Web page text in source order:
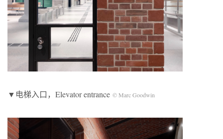
▼电梯入口，Elevator entrance © Marc Goodwin